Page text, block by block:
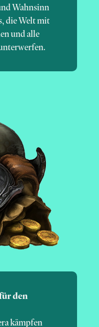
Wahnsinn
die Welt mit
und alle
den
kämpfen